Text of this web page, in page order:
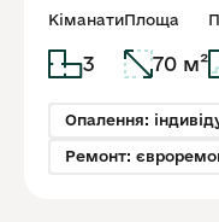
Кіманати
3
Площа
70 м²
Опалення:
Ремонт: